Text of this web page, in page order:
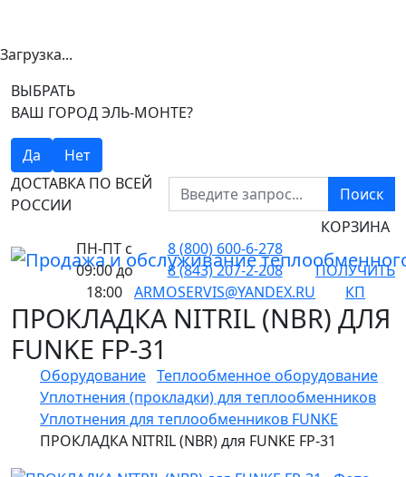
Загрузка...
ВЫБРАТЬ
ВАШ ГОРОД ЭЛЬ-МОНТЕ?
Да
Нет
ДОСТАВКА ПО ВСЕЙ
РОССИИ
Поиск
ПН-ПТ с
09:00 до
18:00
8 (800) 600-6-278
8 (843) 207-2-208
ARMOSERVIS@YANDEX.RU
КОРЗИНА
ПОЛУЧИТЬ
КП
ПРОКЛАДКА NITRIL (NBR) ДЛЯ
FUNKE FP-31
Оборудование Теплообменное оборудование
Уплотнения (прокладки) для теплообменников
Уплотнения для теплообменников FUNKE
ПРОКЛАДКА NITRIL (NBR) для FUNKE FP-31